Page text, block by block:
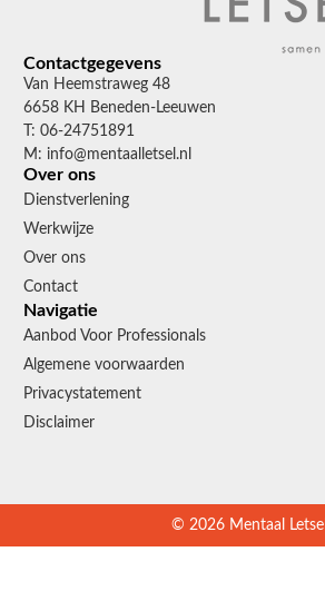
Contactgegevens
Van Heemstraweg 48
6658 KH Beneden-Leeuwen
T: 06-24751891
M: info@mentaalletsel.nl
Over ons
Dienstverlening
Werkwijze
Over ons
Contact
Navigatie
Aanbod Voor Professionals
Algemene voorwaarden
Privacystatement
Disclaimer
© 2026 Mentaal Letsel